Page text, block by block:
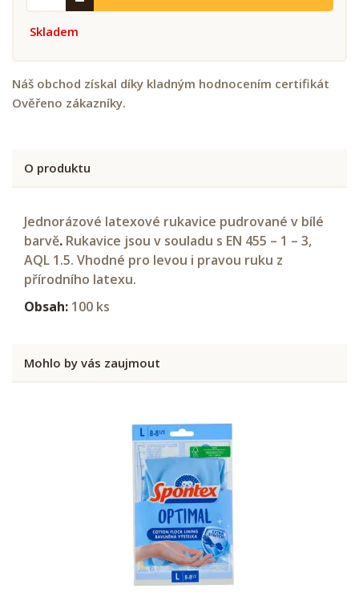
Skladem
Náš obchod získal díky kladným hodnocením certifikát
Ověřeno zákazníky.
O produktu
Jednorázové latexové rukavice pudrované v bílé
barvě. Rukavice jsou v souladu s EN 455 – 1 – 3,
AQL 1.5. Vhodné pro levou i pravou ruku z
přírodního latexu.
Obsah: 100 ks
Mohlo by vás zaujmout